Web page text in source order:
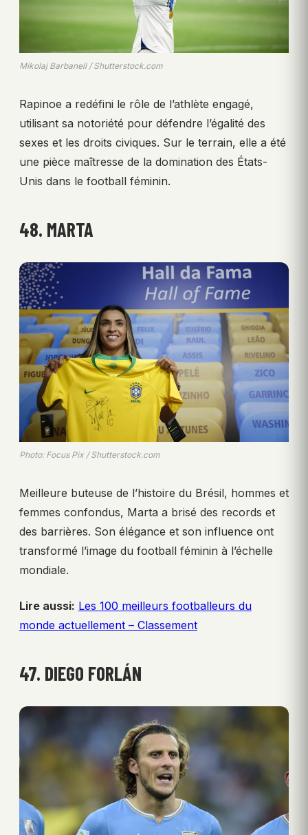
Mikolaj Barbanell / Shutterstock.com
Rapinoe a redéfini le rôle de l’athlète engagé,
utilisant sa notoriété pour défendre l’égalité des
sexes et les droits civiques. Sur le terrain, elle a été
une pièce maîtresse de la domination des États-
Unis dans le football féminin.
48. MARTA
Photo: Focus Pix / Shutterstock.com
Meilleure buteuse de l’histoire du Brésil, hommes et
femmes confondus, Marta a brisé des records et
des barrières. Son élégance et son influence ont
transformé l’image du football féminin à l’échelle
mondiale.
Lire aussi: Les 100 meilleurs footballeurs du
monde actuellement – Classement
47. DIEGO FORLÁN